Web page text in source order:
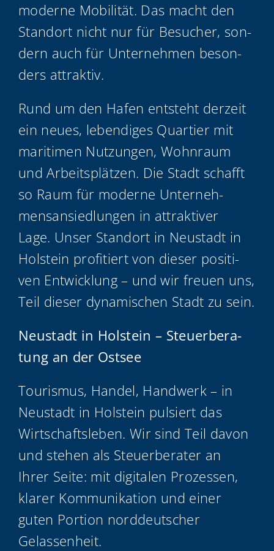
moder­ne Mobi­li­tät. Das macht den
Stand­ort nicht nur für Besu­cher, son­
dern auch für Unter­neh­men beson­
ders attraktiv.
Rund um den Hafen ent­steht der­zeit
ein neu­es, leben­di­ges Quar­tier mit
mari­ti­men Nut­zun­gen, Wohn­raum
und Arbeits­plät­zen. Die Stadt schafft
so Raum für moder­ne Unter­neh­
mens­an­sied­lun­gen in attrak­ti­ver
Lage. Unser Stand­ort in Neu­stadt in
Hol­stein pro­fi­tiert von die­ser posi­ti­
ven Ent­wick­lung – und wir freu­en uns,
Teil die­ser dyna­mi­schen Stadt zu sein.
Neu­stadt in Hol­stein – Steu­er­be­ra­
tung an der Ostsee
Tou­ris­mus, Han­del, Hand­werk – in
Neu­stadt in Hol­stein pul­siert das
Wirt­schafts­le­ben. Wir sind Teil davon
und ste­hen als Steu­er­be­ra­ter an
Ihrer Sei­te: mit digi­ta­len Pro­zes­sen,
kla­rer Kom­mu­ni­ka­ti­on und einer
guten Por­ti­on nord­deut­scher
Gelassenheit.